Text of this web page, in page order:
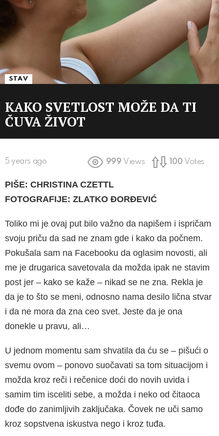
STAV
KAKO SVETLOST MOŽE DA TI
ČUVA ŽIVOT
5 years ago 999 Views 100 Votes
PIŠE: CHRISTINA CZETTL
FOTOGRAFIJE: ZLATKO ĐORĐEVIĆ
Toliko mi je ovaj put bilo važno da napišem i ispričam
svoju priču da sad ne znam gde i kako da počnem.
Pokušala sam na Facebooku da oglasim novosti, ali
me je drugarica savetovala da možda ipak ne stavim
post jer – kako se kaže – nikad se ne zna. Rekla je
da je to što se meni, odnosno nama desilo lična stvar
i da ne mora da zna ceo svet. Jeste da je ona
donekle u pravu, ali…
U jednom momentu sam shvatila da ću se – pišući o
svemu ovom – ponovo suočavati sa tom situacijom i
možda kroz reči i rečenice doći do novih uvida i
samim tim isceliti sebe, a možda i neko od čitaoca
dođe do zanimljivih zaključaka. Čovek ne uči samo
kroz sopstvena iskustva nego i kroz tuđa.